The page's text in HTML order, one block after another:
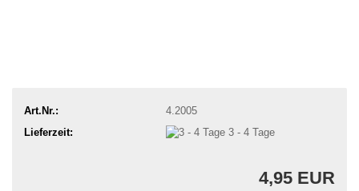
Art.Nr.:
4.2005
Lieferzeit:
3 - 4 Tage
4,95 EUR